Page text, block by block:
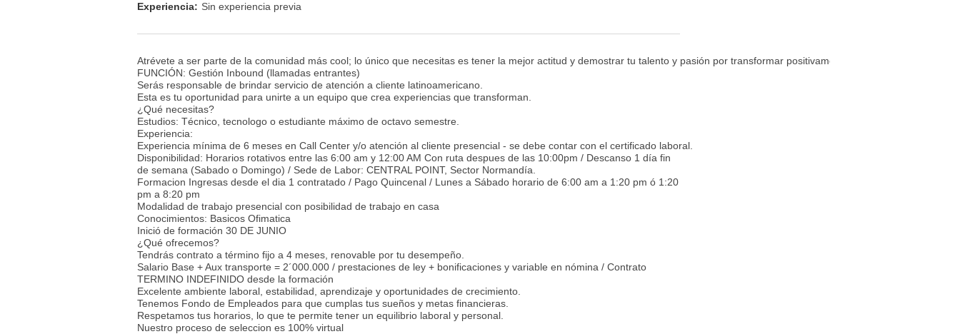
Experiencia: Sin experiencia previa
Atrévete a ser parte de la comunidad más cool; lo único que necesitas es tener la mejor actitud y demostrar tu talento y pasión por transformar positivamente la vida de las personas.
FUNCIÓN: Gestión Inbound (llamadas entrantes)
Serás responsable de brindar servicio de atención a cliente latinoamericano.
Esta es tu oportunidad para unirte a un equipo que crea experiencias que transforman.
¿Qué necesitas?
Estudios: Técnico, tecnologo o estudiante máximo de octavo semestre.
Experiencia:
Experiencia mínima de 6 meses en Call Center y/o atención al cliente presencial - se debe contar con el certificado laboral.
Disponibilidad: Horarios rotativos entre las 6:00 am y 12:00 AM Con ruta despues de las 10:00pm / Descanso 1 día fin
de semana (Sabado o Domingo) / Sede de Labor: CENTRAL POINT, Sector Normandía.
Formacion Ingresas desde el dia 1 contratado / Pago Quincenal / Lunes a Sábado horario de 6:00 am a 1:20 pm ó 1:20
pm a 8:20 pm
Modalidad de trabajo presencial con posibilidad de trabajo en casa
Conocimientos: Basicos Ofimatica
Inició de formación 30 DE JUNIO
¿Qué ofrecemos?
Tendrás contrato a término fijo a 4 meses, renovable por tu desempeño.
Salario Base + Aux transporte = 2´000.000 / prestaciones de ley + bonificaciones y variable en nómina / Contrato
TERMINO INDEFINIDO desde la formación
Excelente ambiente laboral, estabilidad, aprendizaje y oportunidades de crecimiento.
Tenemos Fondo de Empleados para que cumplas tus sueños y metas financieras.
Respetamos tus horarios, lo que te permite tener un equilibrio laboral y personal.
Nuestro proceso de seleccion es 100% virtual